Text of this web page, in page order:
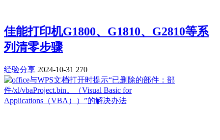
佳能打印机G1800、G1810、G2810等系
列清零步骤
经验分享 2024-10-31 270